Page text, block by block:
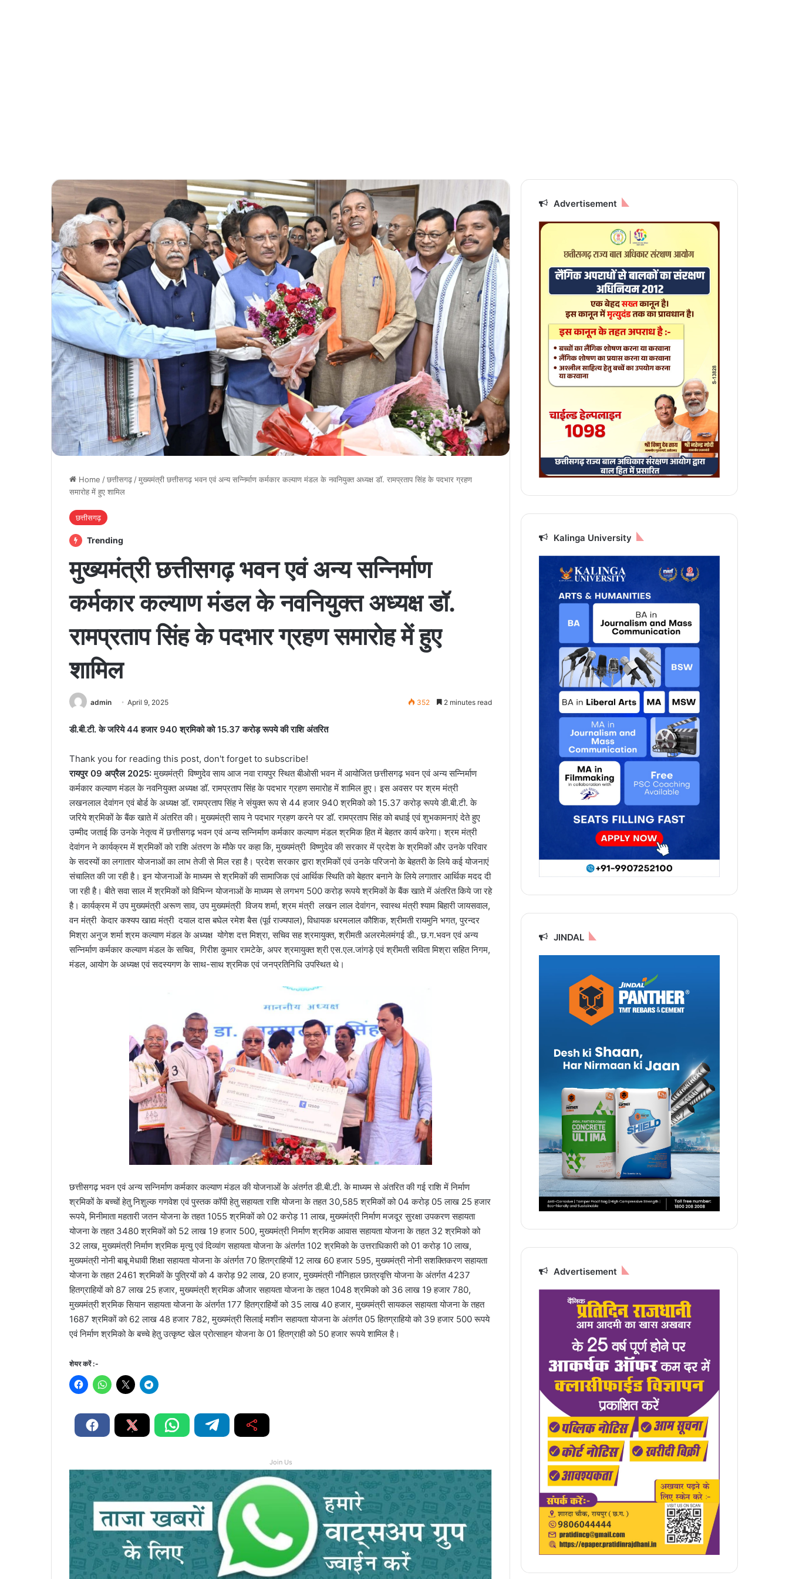
Home /छत्तीसगढ़ /मुख्यमंत्री छत्तीसगढ़ भवन एवं अन्य सन्निर्माण कर्मकार कल्याण मंडल के नवनियुक्त अध्यक्ष डॉ. रामप्रताप सिंह के पदभार ग्रहण
समारोह में हुए शामिल
छत्तीसगढ़
Trending
मुख्यमंत्री छत्तीसगढ़ भवन एवं अन्य सन्निर्माण
कर्मकार कल्याण मंडल के नवनियुक्त अध्यक्ष डॉ.
रामप्रताप सिंह के पदभार ग्रहण समारोह में हुए
शामिल
admin April 9, 2025 352 2 minutes read
डी.बी.टी. के जरिये 44 हजार 940 श्रमिको को 15.37 करोड़ रूपये की राशि अंतरित
Thank you for reading this post, don't forget to subscribe!
रायपुर 09 अप्रैल 2025:मुख्यमंत्री विष्णुदेव साय आज नवा रायपुर स्थित बीओसी भवन में आयोजित छत्तीसगढ़ भवन एवं अन्य सन्निर्माण
कर्मकार कल्याण मंडल के नवनियुक्त अध्यक्ष डॉ. रामप्रताप सिंह के पदभार ग्रहण समारोह में शामिल हुए। इस अवसर पर श्रम मंत्री
लखनलाल देवांगन एवं बोर्ड के अध्यक्ष डॉ. रामप्रताप सिंह ने संयुक्त रूप से 44 हजार 940 श्रमिको को 15.37 करोड़ रूपये डी.बी.टी. के
जरिये श्रमिकों के बैंक खाते में अंतरित की। मुख्यमंत्री साय ने पदभार ग्रहण करने पर डॉ. रामप्रताप सिंह को बधाई एवं शुभकामनाएं देते हुए
उम्मीद जताई कि उनके नेतृत्व में छत्तीसगढ़ भवन एवं अन्य सन्निर्माण कर्मकार कल्याण मंडल श्रमिक हित में बेहतर कार्य करेगा। श्रम मंत्री
देवांगन ने कार्यक्रम में श्रमिकों को राशि अंतरण के मौके पर कहा कि, मुख्यमंत्री विष्णुदेव की सरकार में प्रदेश के श्रमिकों और उनके परिवार
के सदस्यों का लगातार योजनाओं का लाभ तेजी से मिल रहा है। प्रदेश सरकार द्वारा श्रमिकों एवं उनके परिजनो के बेहतरी के लिये कई योजनाएं
संचालित की जा रही है। इन योजनाओं के माध्यम से श्रमिकों की सामाजिक एवं आर्थिक स्थिति को बेहतर बनाने के लिये लगातार आर्थिक मदद दी
जा रही है। बीते सवा साल में श्रमिकों को विभिन्न योजनाओं के माध्यम से लगभग 500 करोड़ रूपये श्रमिकों के बैंक खाते में अंतरित किये जा रहे
है। कार्यक्रम में उप मुख्यमंत्री अरूण साव, उप मुख्यमंत्री विजय शर्मा, श्रम मंत्री लखन लाल देवांगन, स्वास्थ मंत्री श्याम बिहारी जायसवाल,
वन मंत्री केदार कश्यप खाद्य मंत्री दयाल दास बघेल रमेश बैस (पूर्व राज्यपाल), विधायक धरमलाल कौशिक, श्रीमती रायमुनि भगत, पुरन्दर
मिश्रा अनुज शर्मा श्रम कल्याण मंडल के अध्यक्ष योगेश दत्त मिश्रा, सचिव सह श्रमायुक्त, श्रीमती अलरमेलमंगई डी., छ.ग.भवन एवं अन्य
सन्निर्माण कर्मकार कल्याण मंडल के सचिव, गिरीश कुमार रामटेके, अपर श्रमायुक्त श्री एस.एल.जांगड़े एवं श्रीमती सविता मिश्रा सहित निगम,
मंडल, आयोग के अध्यक्ष एवं सदस्यगण के साथ-साथ श्रमिक एवं जनप्रतिनिधि उपस्थित थे।
छत्तीसगढ़ भवन एवं अन्य सन्निर्माण कर्मकार कल्याण मंडल की योजनाओं के अंतर्गत डी.बी.टी. के माध्यम से अंतरित की गई राशि में निर्माण
श्रमिकों के बच्चों हेतु निशुल्क गणवेश एवं पुस्तक कॉपी हेतु सहायता राशि योजना के तहत 30,585 श्रमिकों को 04 करोड़ 05 लाख 25 हजार
रूपये, मिनीमाता महतारी जतन योजना के तहत 1055 श्रमिकों को 02 करोड़ 11 लाख, मुख्यमंत्री निर्माण मजदूर सुरक्षा उपकरण सहायता
योजना के तहत 3480 श्रमिकों को 52 लाख 19 हजार 500, मुख्यमंत्री निर्माण श्रमिक आवास सहायता योजना के तहत 32 श्रमिको को
32 लाख, मुख्यमंत्री निर्माण श्रमिक मृत्यु एवं दिव्यांग सहायता योजना के अंतर्गत 102 श्रमिको के उत्तराधिकारी को 01 करोड़ 10 लाख,
मुख्यमंत्री नोनी बाबू मेधावी शिक्षा सहायता योजना के अंतर्गत 70 हितग्राहियों 12 लाख 60 हजार 595, मुख्यमंत्री नोनी सशक्तिकरण सहायता
योजना के तहत 2461 श्रमिकों के पुत्रियों को 4 करोड़ 92 लाख, 20 हजार, मुख्यमंत्री नौनिहाल छात्रवृत्ति योजना के अंतर्गत 4237
हितग्राहियों को 87 लाख 25 हजार, मुख्यमंत्री श्रमिक औजार सहायता योजना के तहत 1048 श्रमिको को 36 लाख 19 हजार 780,
मुख्यमंत्री श्रमिक सियान सहायता योजना के अंतर्गत 177 हितग्राहियों को 35 लाख 40 हजार, मुख्यमंत्री सायकल सहायता योजना के तहत
1687 श्रमिकों को 62 लाख 48 हजार 782, मुख्यमंत्री सिलाई मशीन सहायता योजना के अंतर्गत 05 हितग्राहियो को 39 हजार 500 रूपये
एवं निर्माण श्रमिको के बच्चे हेतु उत्कृष्ट खेल प्रोत्साहन योजना के 01 हितग्राही को 50 हजार रूपये शामिल है।
शेयर करें :-
Join Us
Advertisement
Kalinga University
JINDAL
Advertisement